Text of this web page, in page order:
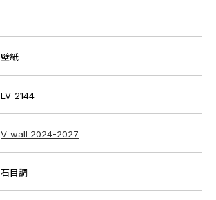
壁紙
LV-2144
V-wall 2024-2027
石目調